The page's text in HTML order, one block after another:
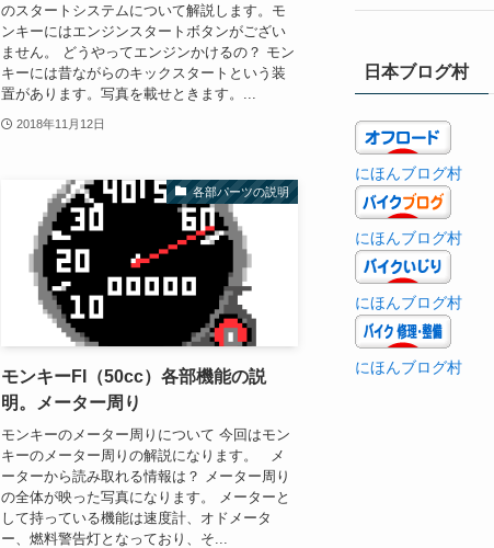
のスタートシステムについて解説します。モ
ンキーにはエンジンスタートボタンがござい
ません。 どうやってエンジンかけるの？ モン
キーには昔ながらのキックスタートという装
置があります。写真を載せときます。...
2018年11月12日
各部パーツの説明
モンキーFI（50cc）各部機能の説
明。メーター周り
モンキーのメーター周りについて 今回はモン
キーのメーター周りの解説になります。 メ
ーターから読み取れる情報は？ メーター周り
の全体が映った写真になります。 メーターと
して持っている機能は速度計、オドメータ
ー、燃料警告灯となっており、そ...
日本ブログ村
にほんブログ村
にほんブログ村
にほんブログ村
にほんブログ村